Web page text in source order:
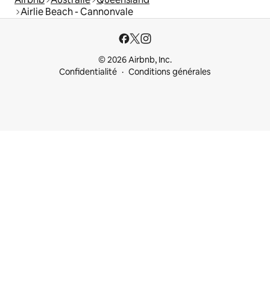
Airlie Beach - Cannonvale
© 2026 Airbnb, Inc.
Confidentialité
Conditions générales